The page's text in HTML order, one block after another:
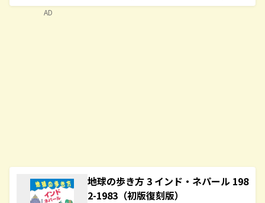
地球の歩き方 3 インド・ネパール 198
2-1983（初版復刻版）
AD